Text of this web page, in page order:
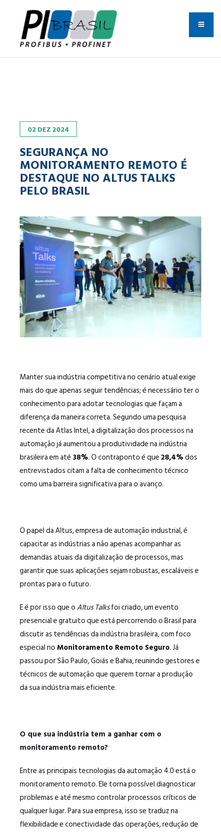
02 DEZ 2024
SEGURANÇA NO
MONITORAMENTO REMOTO É
DESTAQUE NO ALTUS TALKS
PELO BRASIL
Manter sua indústria competitiva no cenário atual exige
mais do que apenas seguir tendências; é necessário ter o
conhecimento para adotar tecnologias que façam a
diferença da maneira correta. Segundo uma pesquisa
recente da Atlas Intel, a digitalização dos processos na
automação já aumentou a produtividade na indústria
brasileira em até 38%. O contraponto é que 28,4%dos
entrevistados citam a falta de conhecimento técnico
como uma barreira significativa para o avanço.
O papel da Altus, empresa de automação industrial, é
capacitar as indústrias a não apenas acompanhar as
demandas atuais da digitalização de processos, mas
garantir que suas aplicações sejam robustas, escaláveis e
prontas para o futuro.
E é por isso que oAltus Talksfoi criado, um evento
presencial e gratuito que está percorrendo o Brasil para
discutir as tendências da indústria brasileira, com foco
especial no Monitoramento Remoto Seguro. Já
passou por São Paulo, Goiás e Bahia, reunindo gestores e
técnicos de automação que querem tornar a produção
da sua indústria mais eficiente.
O que sua indústria tem a ganhar com o
monitoramento remoto?
Entre as principais tecnologias da automação 4.0 está o
monitoramento remoto. Ele torna possível diagnosticar
problemas e até mesmo controlar processos críticos de
qualquer lugar. Para sua empresa, isso se traduz na
flexibilidade e conectividade das operações, redução de